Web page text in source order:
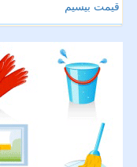
قیمت بیسیم